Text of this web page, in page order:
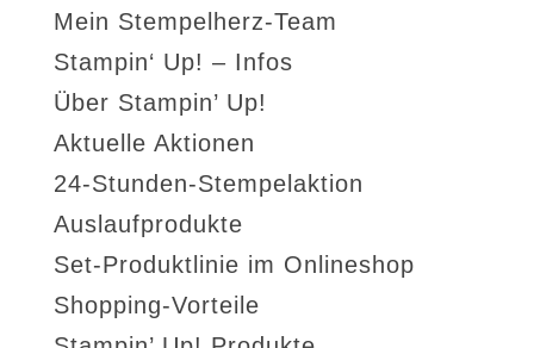
Mein Stempelherz-Team
Stampin‘ Up! – Infos
Über Stampin’ Up!
Aktuelle Aktionen
24-Stunden-Stempelaktion
Auslaufprodukte
Set-Produktlinie im Onlineshop
Shopping-Vorteile